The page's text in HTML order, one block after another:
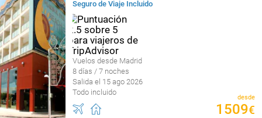
Seguro de Viaje Incluido
Vuelos desde Madrid
8 días / 7 noches
Salida el 15 ago 2026
Todo incluido
desde
1509€